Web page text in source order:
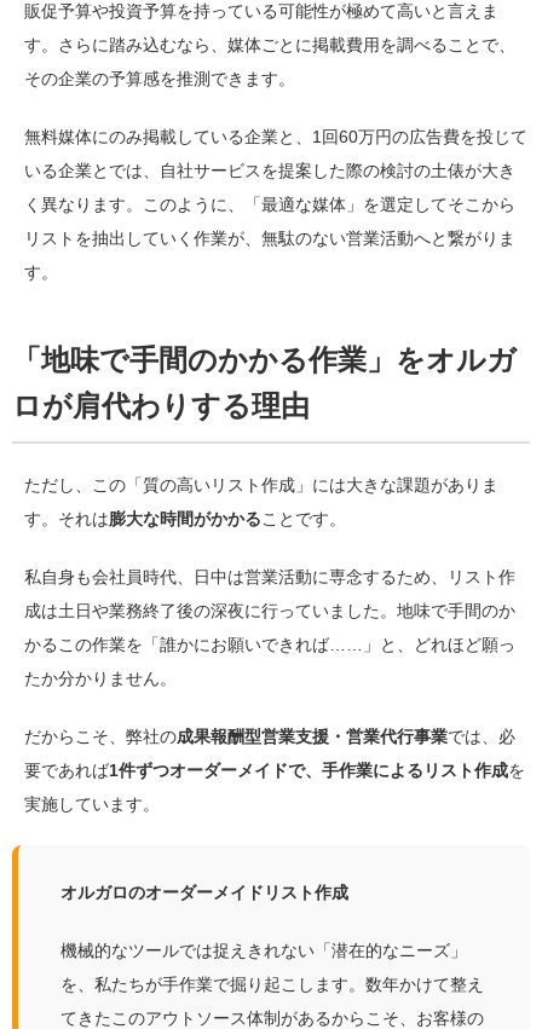
販促予算や投資予算を持っている可能性が極めて高いと言えま
す。さらに踏み込むなら、媒体ごとに掲載費用を調べることで、
その企業の予算感を推測できます。
無料媒体にのみ掲載している企業と、1回60万円の広告費を投じて
いる企業とでは、自社サービスを提案した際の検討の土俵が大き
く異なります。このように、「最適な媒体」を選定してそこから
リストを抽出していく作業が、無駄のない営業活動へと繋がりま
す。
「地味で手間のかかる作業」をオルガ
ロが肩代わりする理由
ただし、この「質の高いリスト作成」には大きな課題がありま
す。それは膨大な時間がかかることです。
私自身も会社員時代、日中は営業活動に専念するため、リスト作
成は土日や業務終了後の深夜に行っていました。地味で手間のか
かるこの作業を「誰かにお願いできれば……」と、どれほど願っ
たか分かりません。
だからこそ、弊社の成果報酬型営業支援・営業代行事業では、必
要であれば1件ずつオーダーメイドで、手作業によるリスト作成を
実施しています。
オルガロのオーダーメイドリスト作成
機械的なツールでは捉えきれない「潜在的なニーズ」
を、私たちが手作業で掘り起こします。数年かけて整え
てきたこのアウトソース体制があるからこそ、お客様の